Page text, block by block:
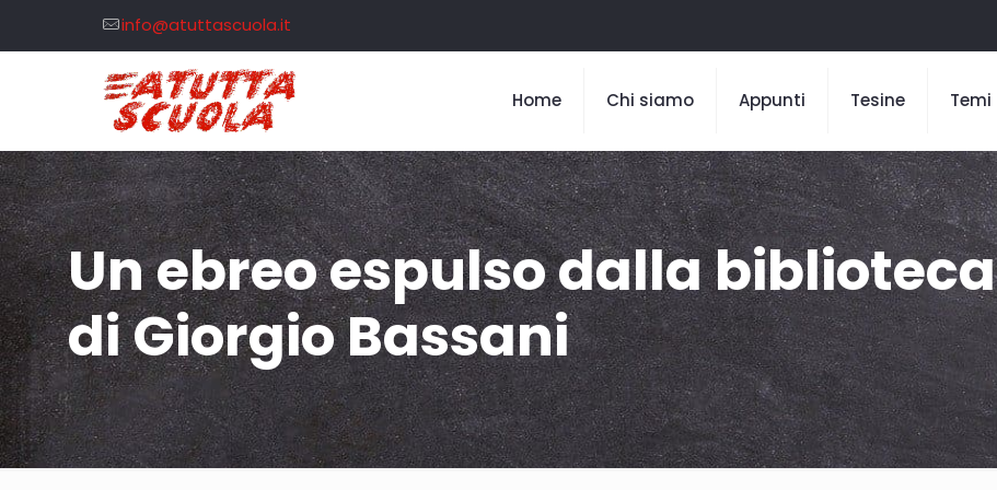
info@atuttascuola.it
Home Chi siamo Appunti Tesine Temi
Un ebreo espulso dalla biblioteca
di Giorgio Bassani